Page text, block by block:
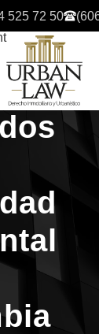
525 72 50